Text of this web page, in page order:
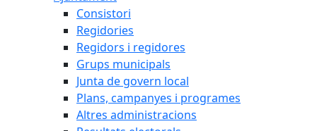
Consistori
Regidories
Regidors i regidores
Grups municipals
Junta de govern local
Plans, campanyes i programes
Altres administracions